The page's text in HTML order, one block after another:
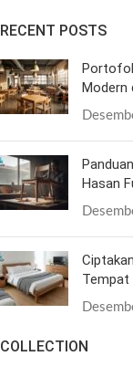
RECENT POSTS
Modern
Hasan
Tempat
COLLECTION